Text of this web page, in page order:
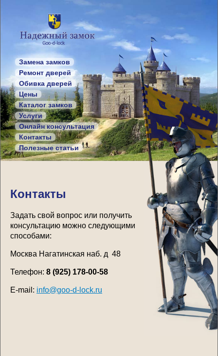
Замена замков
Ремонт дверей
Обивка дверей
Цены
Каталог замков
Услуги
Онлайн консультация
Контакты
Полезные статьи
Контакты
Задать свой вопрос или получить
консультацию можно следующими
способами:
Москва Нагатинская наб. д 48
Телефон: 8 (925) 178-00-58
E-mail: info@goo-d-lock.ru